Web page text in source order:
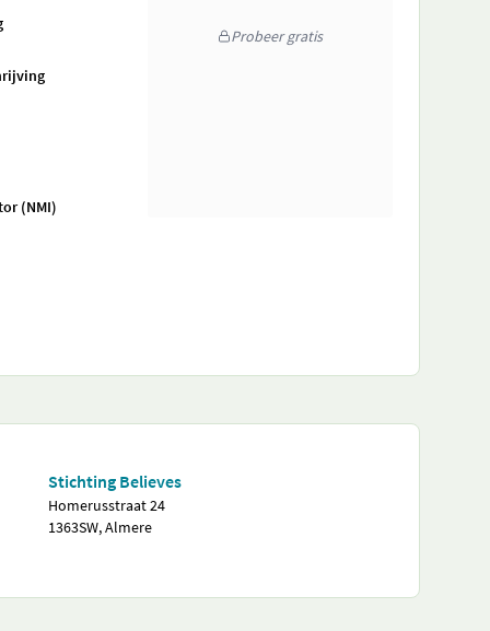
(NMI)
Probeer gratis
Stichting Believes
Homerusstraat 24
1363SW, Almere